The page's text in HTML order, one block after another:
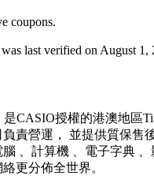
coupons.
last verified on August 1,
CASIO授權的港澳地區
責營運， 並提供質保售
、計算機 、電子字典
更分佈全世界。